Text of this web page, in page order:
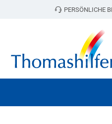
Hauptinhalt springen
Zur Suche springen
Zur Hauptnavigation
PERSÖNLICHE